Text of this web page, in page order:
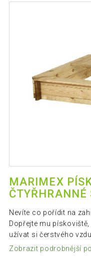
MARIMEX
ČTYŘHRANNÉ
Nevíte co pořídit na
Dopřejte mu
užívat si čerstvého
Zobrazit podrobnější